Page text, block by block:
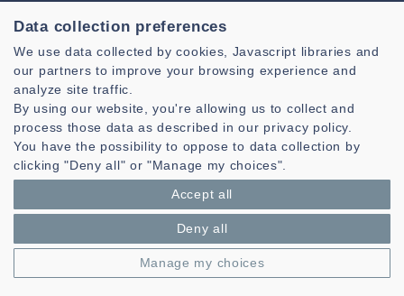
Laboratoire des Sciences et Techniques de l'information de la
Communication et de la Connaissance
CNRS, UMR 6285
Technopole Brest-Iroise - CS 83818
29238 Brest Cedex 3 - France
Présentation
Gestion des cookies | © Azimut - Créateur de solutions
numériques,www.azimut.net
Data collection preferences
We use data collected by cookies, Javascript libraries and
our partners to improve your browsing experience and
analyze site traffic.
By using our website, you're allowing us to collect and
process those data as described in our privacy policy.
You have the possibility to oppose to data collection by
clicking "Deny all" or "Manage my choices".
Accept all
Deny all
Manage my choices